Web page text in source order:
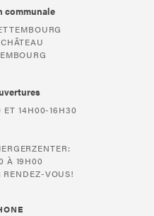
14H00-16H30
À 19H00
RENDEZ-VOUS!